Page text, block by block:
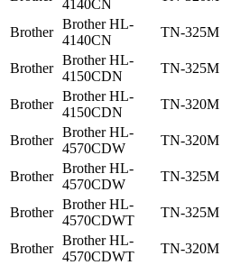
4140CN
Brother
Brother HL-
4140CN
TN-325M
Brother
Brother HL-
4150CDN
TN-325M
Brother
Brother HL-
4150CDN
TN-320M
Brother
Brother HL-
4570CDW
TN-320M
Brother
Brother HL-
4570CDW
TN-325M
Brother
Brother HL-
4570CDWT
TN-325M
Brother
Brother HL-
4570CDWT
TN-320M